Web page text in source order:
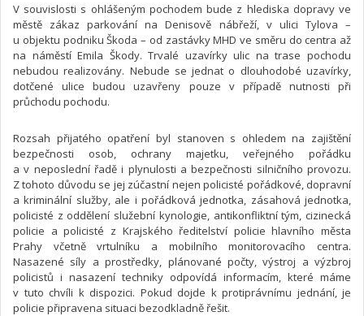
V souvislosti s ohlášeným pochodem bude z hlediska dopravy ve
městě zákaz parkování na Denisově nábřeží, v ulici Tylova –
u objektu podniku Škoda – od zastávky MHD ve směru do centra až
na náměstí Emila Škody. Trvalé uzavírky ulic na trase pochodu
nebudou realizovány. Nebude se jednat o dlouhodobé uzavírky,
dotčené ulice budou uzavřeny pouze v případě nutnosti při
průchodu pochodu.
Rozsah přijatého opatření byl stanoven s ohledem na zajištění
bezpečnosti osob, ochrany majetku, veřejného pořádku
a v neposlední řadě i plynulosti a bezpečnosti silničního provozu.
Z tohoto důvodu se jej zúčastní nejen policisté pořádkové, dopravní
a kriminální služby, ale i pořádková jednotka, zásahová jednotka,
policisté z oddělení služební kynologie, antikonfliktní tým, cizinecká
policie a policisté z Krajského ředitelství policie hlavního města
Prahy včetně vrtulníku a mobilního monitorovacího centra.
Nasazené síly a prostředky, plánované počty, výstroj a výzbroj
policistů i nasazení techniky odpovídá informacím, které máme
v tuto chvíli k dispozici. Pokud dojde k protiprávnímu jednání, je
policie připravena situaci bezodkladně řešit.